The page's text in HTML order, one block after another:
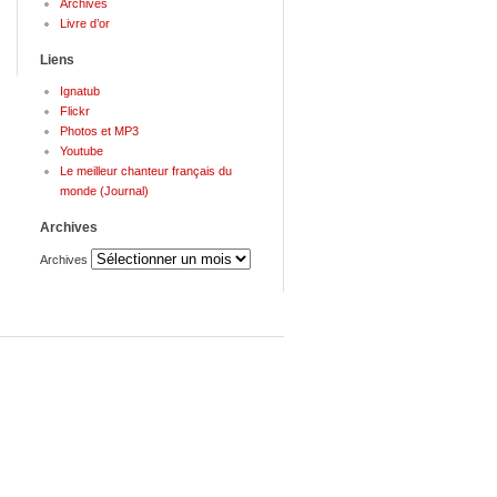
Archives
Livre d’or
Liens
Ignatub
Flickr
Photos et MP3
Youtube
Le meilleur chanteur français du
monde (Journal)
Archives
Archives